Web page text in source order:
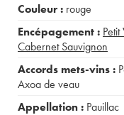
Couleur : rouge
Encépagement :
Cabernet Sauvignon
Accords mets-vins :
Axoa de veau
Appellation : Pauillac